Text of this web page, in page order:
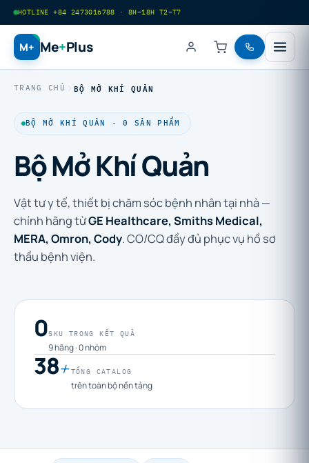
HOTLINE +84 2473016788 · 8H–18H T2–T7
M+ Me+Plus
TRANG CHỦ BỘ MỞ KHÍ QUẢN
BỘ MỞ KHÍ QUẢN · 0 SẢN PHẨM
Bộ Mở Khí Quản
Vật tư y tế, thiết bị chăm sóc bệnh nhân tại nhà —
chính hãng từGE Healthcare, Smiths Medical,
MERA, Omron, Cody. CO/CQ đầy đủ phục vụ hồ sơ
thầu bệnh viện.
0SKU TRONG KẾT QUẢ
9 hãng · 0 nhóm
38+TỔNG CATALOG
trên toàn bộ nền tảng